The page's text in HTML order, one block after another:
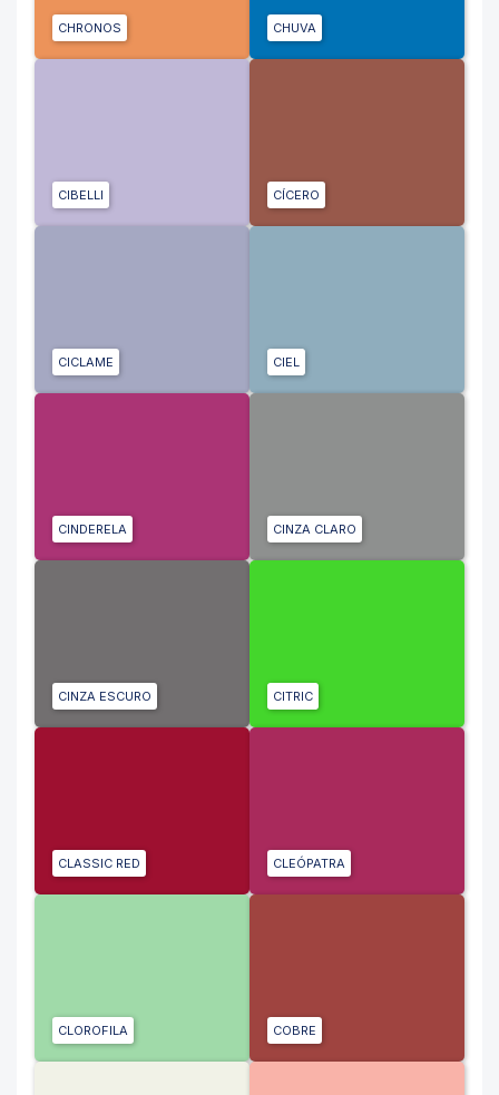
CHRONOS CHUVA
CIBELLI CÍCERO
CICLAME CIEL
CINDERELA CINZA CLARO
CINZA ESCURO CITRIC
CLASSIC RED CLEÓPATRA
CLOROFILA COBRE